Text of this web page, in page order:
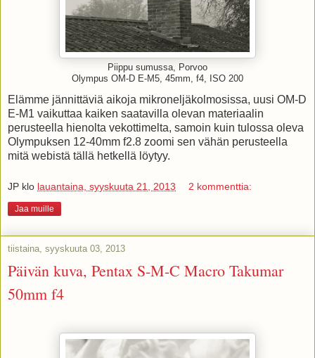
Piippu sumussa, Porvoo
Olympus OM-D E-M5, 45mm, f4, ISO 200
Elämme jännittäviä aikoja mikroneljäkolmosissa, uusi OM-D
E-M1 vaikuttaa kaiken saatavilla olevan materiaalin
perusteella hienolta vekottimelta, samoin kuin tulossa oleva
Olympuksen 12-40mm f2.8 zoomi sen vähän perusteella
mitä webistä tällä hetkellä löytyy.
JP klo lauantaina, syyskuuta 21, 2013 2 kommenttia:
Jaa muille
tiistaina, syyskuuta 03, 2013
Päivän kuva, Pentax S-M-C Macro Takumar
50mm f4